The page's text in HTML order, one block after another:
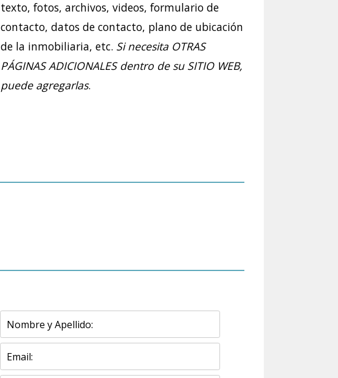
texto, fotos, archivos, videos, formulario de
contacto, datos de contacto, plano de ubicación
de la inmobiliaria, etc. Si necesita OTRAS
PÁGINAS ADICIONALES dentro de su SITIO WEB,
puede agregarlas.